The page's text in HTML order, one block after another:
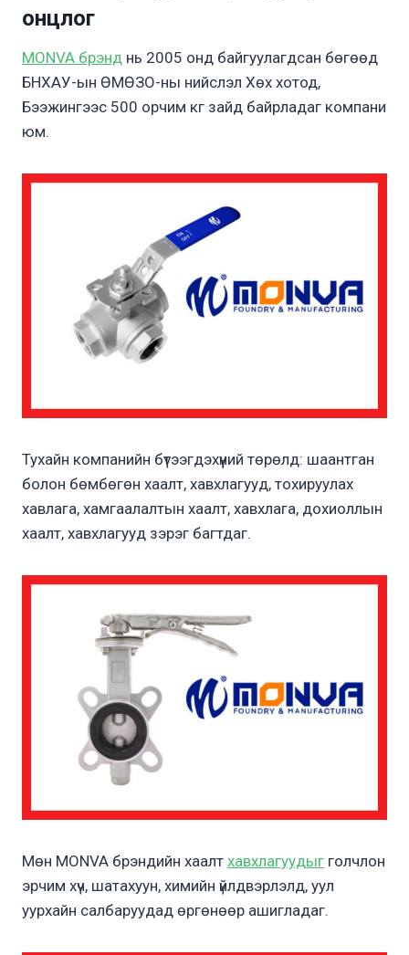
онцлог
MONVA брэнд нь 2005 онд байгуулагдсан бөгөөд
БНХАУ-ын ӨМӨЗО-ны нийслэл Хөх хотод,
Бээжингээс 500 орчим кг зайд байрладаг компани
юм.
Тухайн компанийн бүтээгдэхүүний төрөлд: шаантган
болон бөмбөгөн хаалт, хавхлагууд, тохируулах
хавлага, хамгаалалтын хаалт, хавхлага, дохиоллын
хаалт, хавхлагууд зэрэг багтдаг.
Мөн MONVA брэндийн хаалт хавхлагуудыг голчлон
эрчим хүч, шатахуун, химийн үйлдвэрлэлд, уул
уурхайн салбаруудад өргөнөөр ашигладаг.